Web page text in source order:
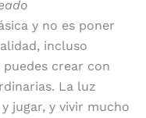
y no es poner
incluso
crear con
La luz
jugar, y vivir mucho